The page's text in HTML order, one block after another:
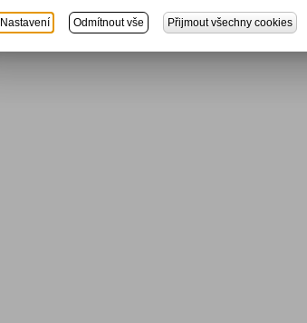
Nastavení Odmítnout vše Přijmout všechny cookies